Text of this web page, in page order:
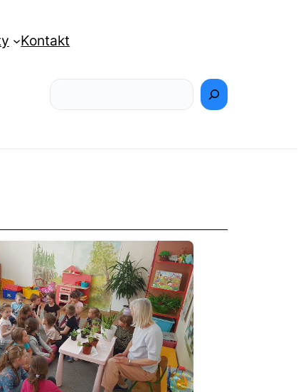
Kontakt